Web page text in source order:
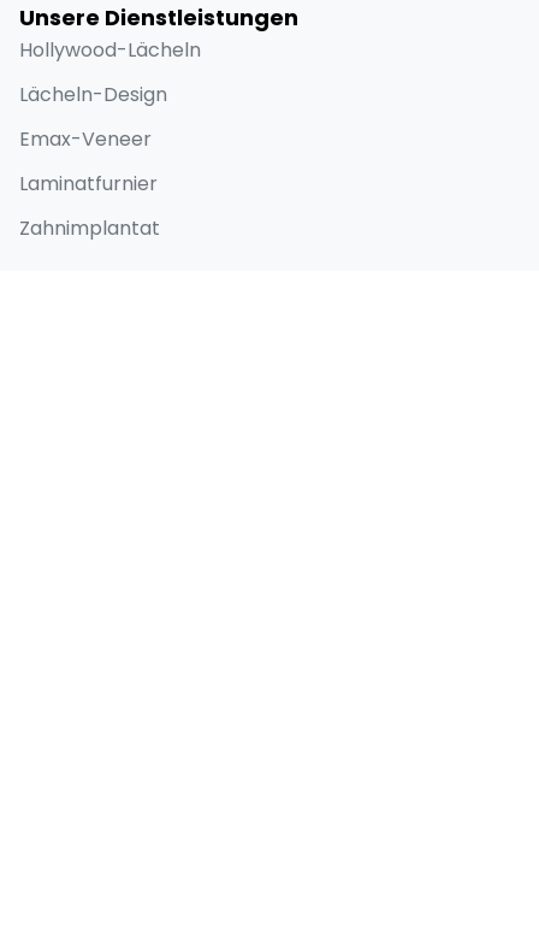
Unsere Dienstleistungen
Hollywood-Lächeln
Lächeln-Design
Emax-Veneer
Laminatfurnier
Zahnimplantat